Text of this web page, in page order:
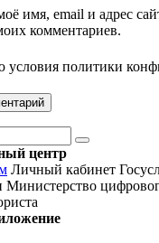
имя, email и адрес
комментариев.
условия политики
Найти
центр
Личный кабинет
Министерство